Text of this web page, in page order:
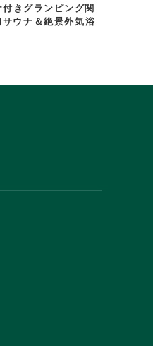
付きグランピング関
ウナ＆絶景外気浴